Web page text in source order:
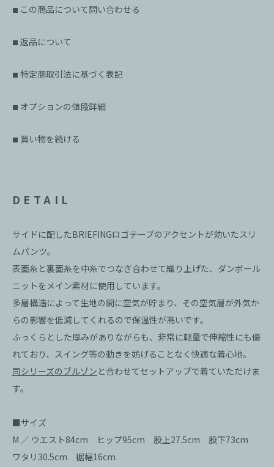
■ この商品について問い合わせる
■ 返品について
■ 特定商取引法に基づく表記
■ オプションの値段詳細
■ 買い物を続ける
DETAIL
サイドに配したBRIEFINGロゴテープのアクセントが効いたスリ
ムパンツ。
表面糸と裏面糸を中糸でつなぎ合わせて織り上げた、ダンボール
ニットをメイン素材に使用しています。
多層構造によって生地の間に空気が貯まり、その空気層が外気か
らの影響を低減してくれるので保温性が高いです。
ふっくらとした厚みがありながらも、非常に軽量で伸縮性にも優
れており、スイング等の動きを妨げることなく快適な着心地。
同シリーズのブルゾン と合わせてセットアップで着ていただけま
す。
■サイズ
M ／ ウエスト84cm ヒップ95cm 股上27.5cm 股下73cm
ワタリ30.5cm 裾幅16cm